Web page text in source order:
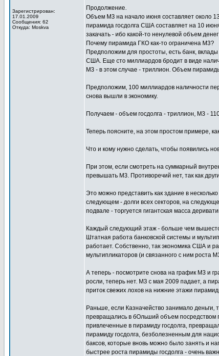
Зарегистрирован:
17.01.2009
Сообщения: 62
Откуда: Moskva
Продолжение.
Объем M3 на начало июня составляет около
пирамида госдолга США составляет на 10
закачать - ибо какой-то ненулевой объем
Почему пирамида ГКО как-то ограничена M3?
Предположим для простоты, есть банк,
США. Еще сто миллиардов бродит в виде
М3 - в этом случае - триллион. Объем
Предположим, 100 миллиардов наличности
снова вышли в экономику.
Получаем - объем госдолга - триллион, М3 -
Теперь поясните, на этом простом примере,
Что и кому нужно сделать, чтобы появились
При этом, если смотреть на суммарный
превышать M3. Противоречий нет, так как
Это можно представить как здание в
следующем - долги всех секторов, на
подвале - торгуется гигантская масса
Каждый следующий этаж - больше чем
Штатная работа банковской системы и
работает. Собственно, так экономика США и
мультипликаторов (и связанного с ним роста
А теперь - посмотрите снова на график M3 и
росли, теперь нет. М3 с мая 2009 падает, а
приток свежих лохов на нижние этажи
Раньше, если Казначейство занимало деньги,
превращались в бОльший объем посредством
привлеченные в пирамиду госдолга,
пирамиду госдолга, безболезненным для
баксов, которые вновь можно было занять и
быстрее роста пирамиды госдолга - очень